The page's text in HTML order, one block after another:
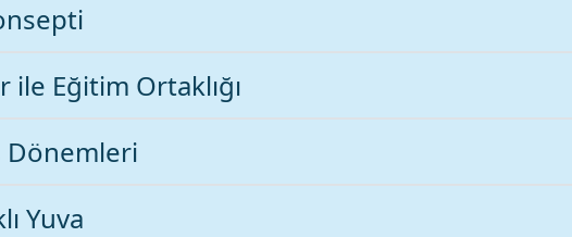
ile Eğitim Ortaklığı
Dönemleri
Yuva